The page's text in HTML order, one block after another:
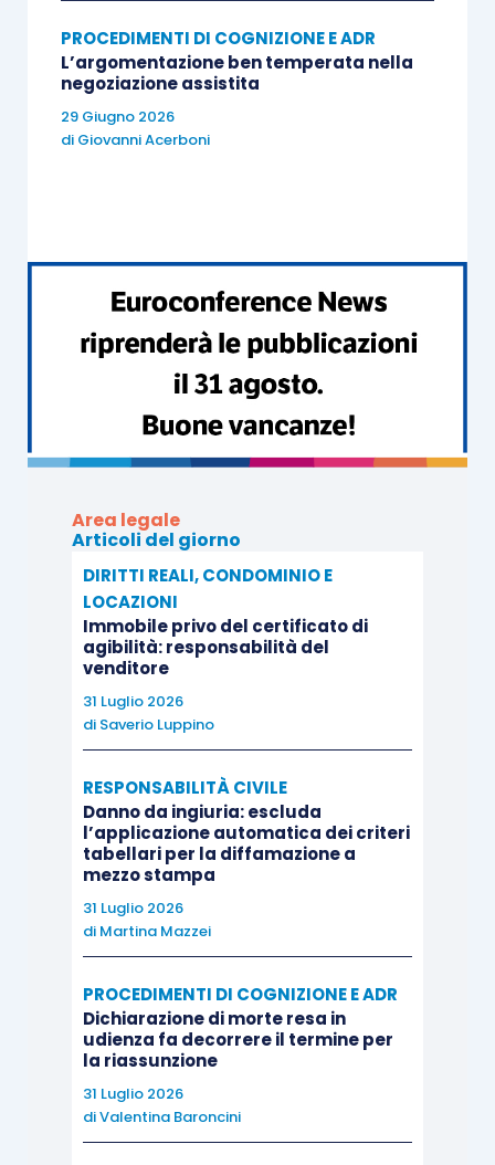
PROCEDIMENTI DI COGNIZIONE E ADR
L’argomentazione ben temperata nella
negoziazione assistita
29 Giugno 2026
di Giovanni Acerboni
Area legale
Articoli del giorno
DIRITTI REALI, CONDOMINIO E
LOCAZIONI
Immobile privo del certificato di
agibilità: responsabilità del
venditore
31 Luglio 2026
di Saverio Luppino
RESPONSABILITÀ CIVILE
Danno da ingiuria: escluda
l’applicazione automatica dei criteri
tabellari per la diffamazione a
mezzo stampa
31 Luglio 2026
di Martina Mazzei
PROCEDIMENTI DI COGNIZIONE E ADR
Dichiarazione di morte resa in
udienza fa decorrere il termine per
la riassunzione
31 Luglio 2026
diValentina Baroncini